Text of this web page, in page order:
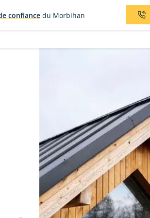
confiance du Morbihan